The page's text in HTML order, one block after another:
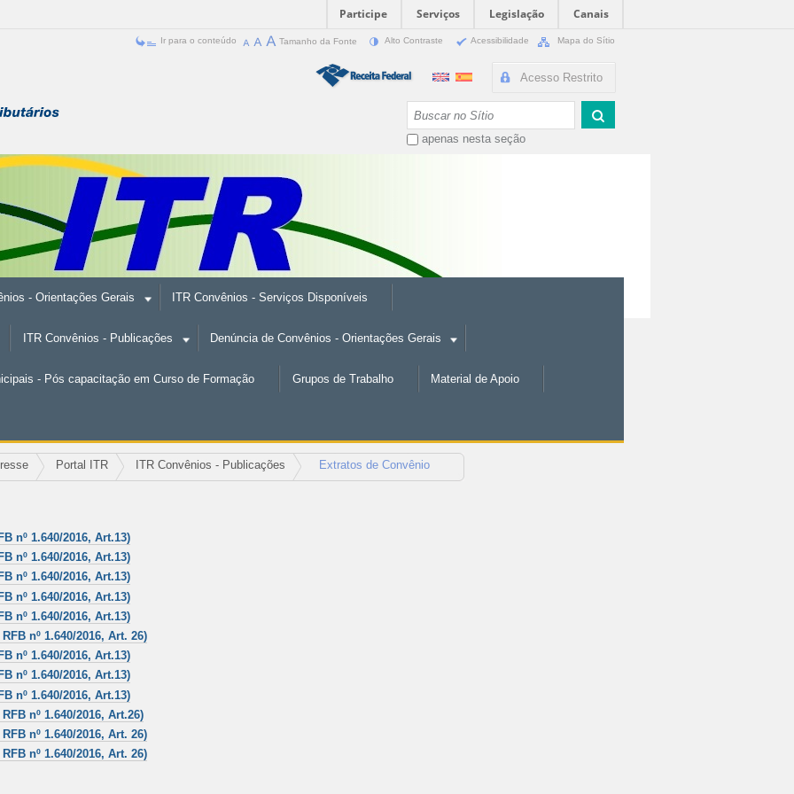
Participe Serviços Legislação
Canais
Ir para o conteúdo Tamanho da Fonte Alto Contraste Acessibilidade Mapa do Sítio
Acesso Restrito
apenas nesta seção
- Orientações Gerais ITR Convênios - Serviços Disponíveis
ITR Convênios - Publicações Denúncia de Convênios - Orientações Gerais
- Pós capacitação em Curso de Formação Grupos de Trabalho Material de Apoio
Portal ITR ITR Convênios - Publicações Extratos de Convênio
nº 1.640/2016, Art.13)
nº 1.640/2016, Art.13)
nº 1.640/2016, Art.13)
nº 1.640/2016, Art.13)
nº 1.640/2016, Art.13)
nº 1.640/2016, Art. 26)
nº 1.640/2016, Art.13)
nº 1.640/2016, Art.13)
nº 1.640/2016, Art.13)
nº 1.640/2016, Art.26)
nº 1.640/2016, Art. 26)
nº 1.640/2016, Art. 26)